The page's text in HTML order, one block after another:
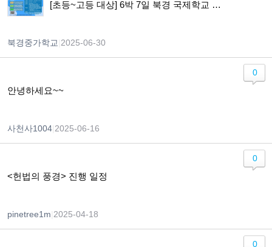
[초등~고등 대상] 6박 7일 북경 국제학교 체험! 글로벌 리더십 캠프 참가자 모집
북경중가학교 2025-06-30
안녕하세요~~
사천사1004 2025-06-16
0
<헌법의 풍경> 진행 일정
pinetree1m 2025-04-18
0
0